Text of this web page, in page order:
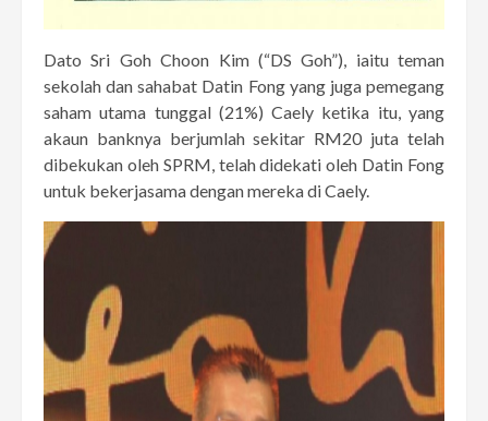
Dato Sri Goh Choon Kim (“DS Goh”), iaitu teman
sekolah dan sahabat Datin Fong yang juga pemegang
saham utama tunggal (21%) Caely ketika itu, yang
akaun banknya berjumlah sekitar RM20 juta telah
dibekukan oleh SPRM, telah didekati oleh Datin Fong
untuk bekerjasama dengan mereka di Caely.